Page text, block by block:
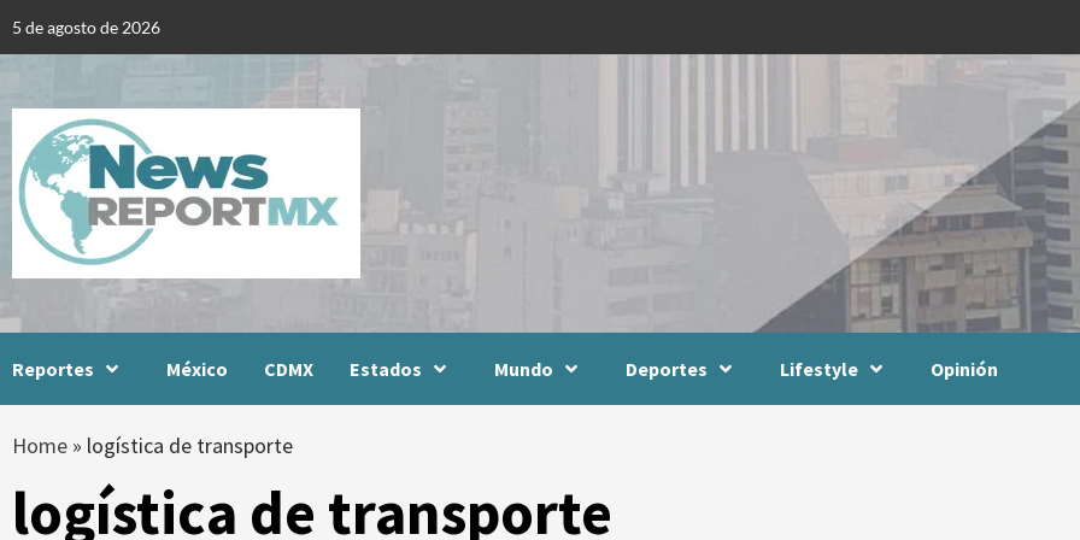
5 de agosto de 2026
Reportes México CDMX Estados Mundo Deportes Lifestyle Opinión
Home » logística de transporte
logística de transporte